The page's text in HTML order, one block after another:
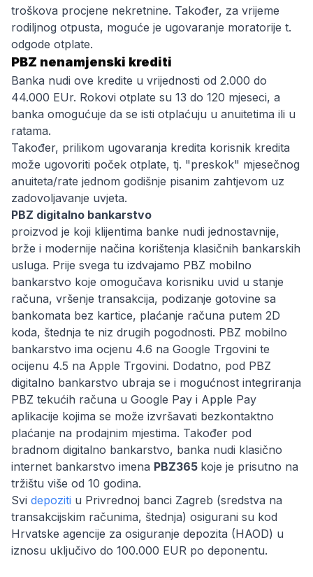
troškova procjene nekretnine. Također, za vrijeme
rodiljnog otpusta, moguće je ugovaranje moratorije t.
odgode otplate.
PBZ nenamjenski krediti
Banka nudi ove kredite u vrijednosti od 2.000 do
44.000 EUr. Rokovi otplate su 13 do 120 mjeseci, a
banka omogućuje da se isti otplaćuju u anuitetima ili u
ratama.
Također, prilikom ugovaranja kredita korisnik kredita
može ugovoriti poček otplate, tj. "preskok" mjesečnog
anuiteta/rate jednom godišnje pisanim zahtjevom uz
zadovoljavanje uvjeta.
PBZ digitalno bankarstvo
proizvod je koji klijentima banke nudi jednostavnije,
brže i modernije načina korištenja klasičnih bankarskih
usluga. Prije svega tu izdvajamo PBZ mobilno
bankarstvo koje omogučava korisniku uvid u stanje
računa, vršenje transakcija, podizanje gotovine sa
bankomata bez kartice, plaćanje računa putem 2D
koda, štednja te niz drugih pogodnosti. PBZ mobilno
bankarstvo ima ocjenu 4.6 na Google Trgovini te
ocijenu 4.5 na Apple Trgovini. Dodatno, pod PBZ
digitalno bankarstvo ubraja se i mogućnost integriranja
PBZ tekućih računa u Google Pay i Apple Pay
aplikacije kojima se može izvršavati bezkontaktno
plaćanje na prodajnim mjestima. Također pod
bradnom digitalno bankarstvo, banka nudi klasično
internet bankarstvo imena PBZ365 koje je prisutno na
tržištu više od 10 godina.
Svi depoziti u Privrednoj banci Zagreb (sredstva na
transakcijskim računima, štednja) osigurani su kod
Hrvatske agencije za osiguranje depozita (HAOD) u
iznosu uključivo do 100.000 EUR po deponentu.